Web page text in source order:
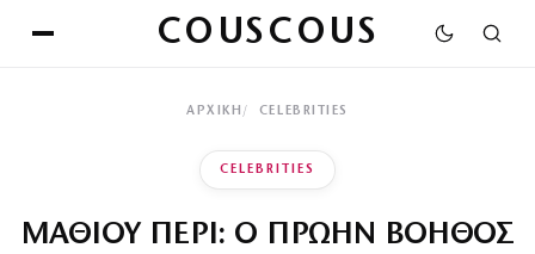
COUSCOUS
ΑΡΧΙΚΉ CELEBRITIES
CELEBRITIES
ΜΑΘΙΟΥ ΠΕΡΙ: Ο ΠΡΩΗΝ ΒΟΗΘΟΣ